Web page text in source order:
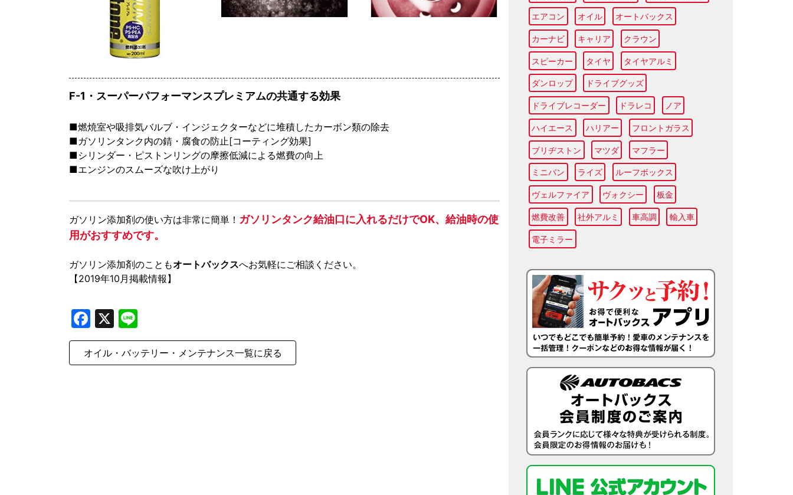
F-1・スーパーパフォーマンスプレミアムの共通する効果
■燃焼室や吸排気バルブ・インジェクターなどに堆積したカーボン類の除去
■ガソリンタンク内の錆・腐食の防止[コーティング効果]
■シリンダー・ピストンリングの摩擦低減による燃費の向上
■エンジンのスムーズな吹け上がり
ガソリン添加剤の使い方は非常に簡単！ ガソリンタンク給油口に入れるだけでOK、給油時の使
用がおすすめです。
ガソリン添加剤のこともオートバックスへお気軽にご相談ください。
【2019年10月掲載情報】
Facebook
X
オイル・バッテリー・メンテナンス一覧に戻る
エアコン オイル オートバックス
カーナビ キャリア クラウン
スピーカー タイヤ タイヤアルミ
ダンロップ ドライブグッズ
ドライブレコーダー ドラレコ ノア
ハイエース ハリアー フロントガラス
ブリヂストン マツダ マフラー
ミニバン ライズ ルーフボックス
ヴェルファイア ヴォクシー 板金
燃費改善 社外アルミ 車高調 輸入車
電子ミラー